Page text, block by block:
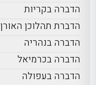
הדברה בקריות
הדברת תהלוכן האורן
הדברה בנהריה
הדברה בכרמיאל
הדברה בעפולה